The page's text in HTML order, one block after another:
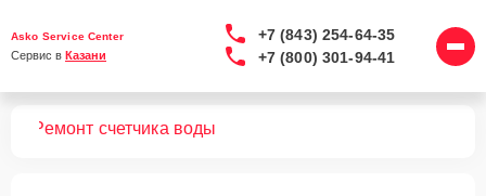
Asko Service Center
Сервис в Казани
+7 (843) 254-64-35
+7 (800) 301-94-41
Ремонт счетчика воды